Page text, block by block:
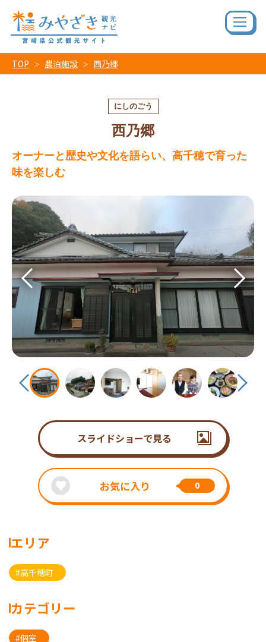
TOP 農泊施設 西乃郷
にしのごう
西乃郷
オーナーと歴史や文化を語らい、高千穂で育った
味を楽しむ
スライドショーで見る
お気に入り 0
エリア
#高千穂町
カテゴリー
#個室